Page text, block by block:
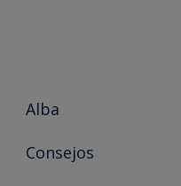
Alba
Contacta con nosotros
Consejos